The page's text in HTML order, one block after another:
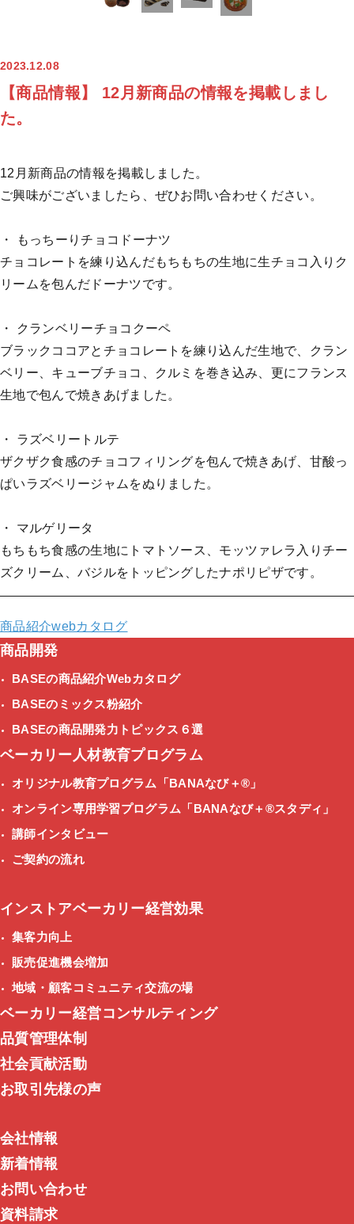
2023.12.08
【商品情報】 12月新商品の情報を掲載しまし
た。
12月新商品の情報を掲載しました。
ご興味がございましたら、ぜひお問い合わせください。
・ もっちーりチョコドーナツ
チョコレートを練り込んだもちもちの生地に生チョコ入りク
リームを包んだドーナツです。
・ クランベリーチョコクーペ
ブラックココアとチョコレートを練り込んだ生地で、クラン
ベリー、キューブチョコ、クルミを巻き込み、更にフランス
生地で包んで焼きあげました。
・ ラズベリートルテ
ザクザク食感のチョコフィリングを包んで焼きあげ、甘酸っ
ぱいラズベリージャムをぬりました。
・ マルゲリータ
もちもち食感の生地にトマトソース、モッツァレラ入りチー
ズクリーム、バジルをトッピングしたナポリピザです。
商品紹介webカタログ
商品開発
BASEの商品紹介Webカタログ
BASEのミックス粉紹介
BASEの商品開発力トピックス６選
ベーカリー人材教育プログラム
オリジナル教育プログラム 「BANAなび＋®」
オンライン専用学習プログラム 「BANAなび＋®スタディ」
講師インタビュー
ご契約の流れ
インストアベーカリー経営効果
集客力向上
販売促進機会増加
地域・顧客コミュニティ交流の場
ベーカリー経営コンサルティング
品質管理体制
社会貢献活動
お取引先様の声
会社情報
新着情報
お問い合わせ
資料請求